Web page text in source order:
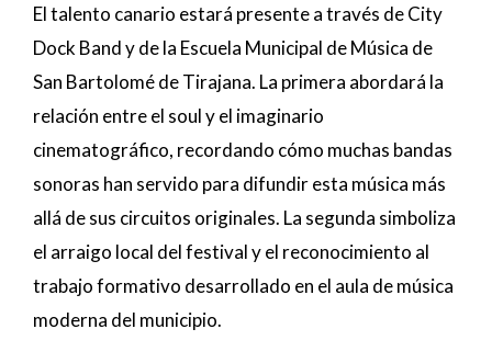
El talento canario estará presente a través de City
Dock Band y de la Escuela Municipal de Música de
San Bartolomé de Tirajana. La primera abordará la
relación entre el soul y el imaginario
cinematográfico, recordando cómo muchas bandas
sonoras han servido para difundir esta música más
allá de sus circuitos originales. La segunda simboliza
el arraigo local del festival y el reconocimiento al
trabajo formativo desarrollado en el aula de música
moderna del municipio.